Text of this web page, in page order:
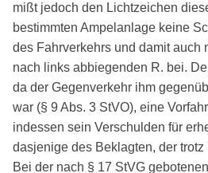
mißt jedoch den Lichtzeichen
bestimmten Ampelanlage keine
des Fahrverkehrs und damit auch
nach links abbiegenden R. bei.
da der Gegenverkehr ihm
war (§ 9 Abs. 3 StVO), eine
indessen sein Verschulden für
dasjenige des Beklagten, der trotz
Bei der nach § 17 StVG